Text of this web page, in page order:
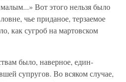
ма­лым...» Вот этого нельзя было
чье приданое, терзаемое
как сугроб на мартовском
было, наверное, един­
супругов. Во всяком случае,